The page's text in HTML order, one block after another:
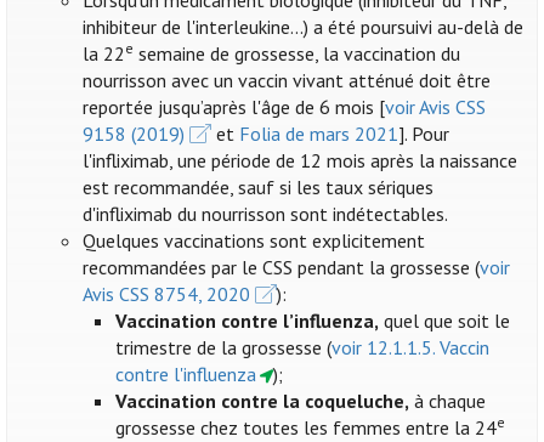
inhibiteur de l'interleukine...) a été poursuivi au-delà de
la 22 e semaine de grossesse, la vaccination du
nourrisson avec un vaccin vivant atténué doit être
reportée jusqu’après l'âge de 6 mois [voir Avis CSS
9158 (2019)
et Folia de mars 2021]. Pour
l'infliximab, une période de 12 mois après la naissance
est recommandée, sauf si les taux sériques
d'infliximab du nourrisson sont indétectables.
Quelques vaccinations sont explicitement
recommandées par le CSS pendant la grossesse (voir
Avis CSS 8754, 2020
):
Vaccination contre l’influenza, quel que soit le
trimestre de la grossesse (voir 12.1.1.5. Vaccin
contre l'influenza
);
Vaccination contre la coqueluche,à chaque
grossesse chez toutes les femmes entre la 24e